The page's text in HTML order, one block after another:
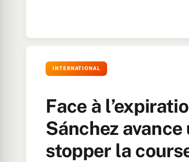
INTERNATIONAL
Face à
Sánchez
stopper la